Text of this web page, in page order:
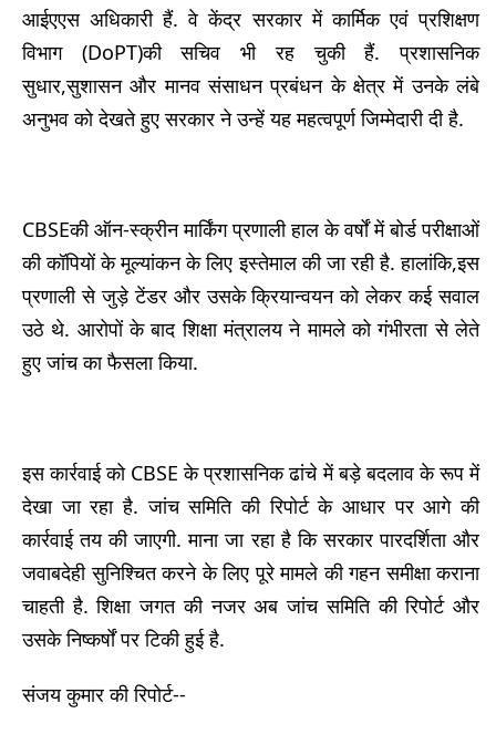
आईएएस अधिकारी हैं. वे केंद्र सरकार में कार्मिक एवं प्रशिक्षण
विभाग (DoPT)की सचिव भी रह चुकी हैं. प्रशासनिक
सुधार,सुशासन और मानव संसाधन प्रबंधन के क्षेत्र में उनके लंबे
अनुभव को देखते हुए सरकार ने उन्हें यह महत्वपूर्ण जिम्मेदारी दी है.
CBSEकी ऑन-स्क्रीन मार्किंग प्रणाली हाल के वर्षों में बोर्ड परीक्षाओं
की कॉपियों के मूल्यांकन के लिए इस्तेमाल की जा रही है. हालांकि,इस
प्रणाली से जुड़े टेंडर और उसके क्रियान्वयन को लेकर कई सवाल
उठे थे. आरोपों के बाद शिक्षा मंत्रालय ने मामले को गंभीरता से लेते
हुए जांच का फैसला किया.
इस कार्रवाई को CBSE के प्रशासनिक ढांचे में बड़े बदलाव के रूप में
देखा जा रहा है. जांच समिति की रिपोर्ट के आधार पर आगे की
कार्रवाई तय की जाएगी. माना जा रहा है कि सरकार पारदर्शिता और
जवाबदेही सुनिश्चित करने के लिए पूरे मामले की गहन समीक्षा कराना
चाहती है. शिक्षा जगत की नजर अब जांच समिति की रिपोर्ट और
उसके निष्कर्षों पर टिकी हुई है.
संजय कुमार की रिपोर्ट--